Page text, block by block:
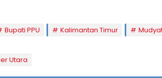
Bupati PPU Kalimantan Timur
Utara